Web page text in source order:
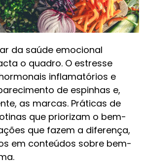
da saúde emocional
o quadro. O estresse
inflamatórios e
de espinhas e,
as marcas. Práticas de
que priorizam o bem-
que fazem a diferença,
em conteúdos sobre bem-